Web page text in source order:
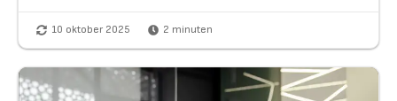
10 oktober 2025 2 minuten